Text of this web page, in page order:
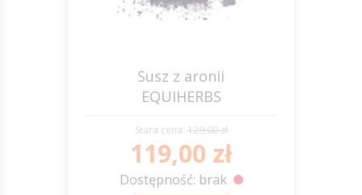
Susz z aronii
EQUIHERBS
Stara cena: 129,00 zł
119,00 zł
Dostępność: brak